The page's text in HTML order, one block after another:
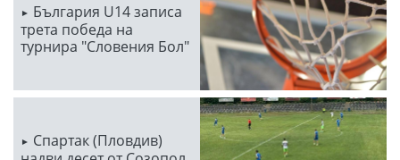
България U14 записа
трета победа на
турнира "Словения Бол"
Спартак (Пловдив)